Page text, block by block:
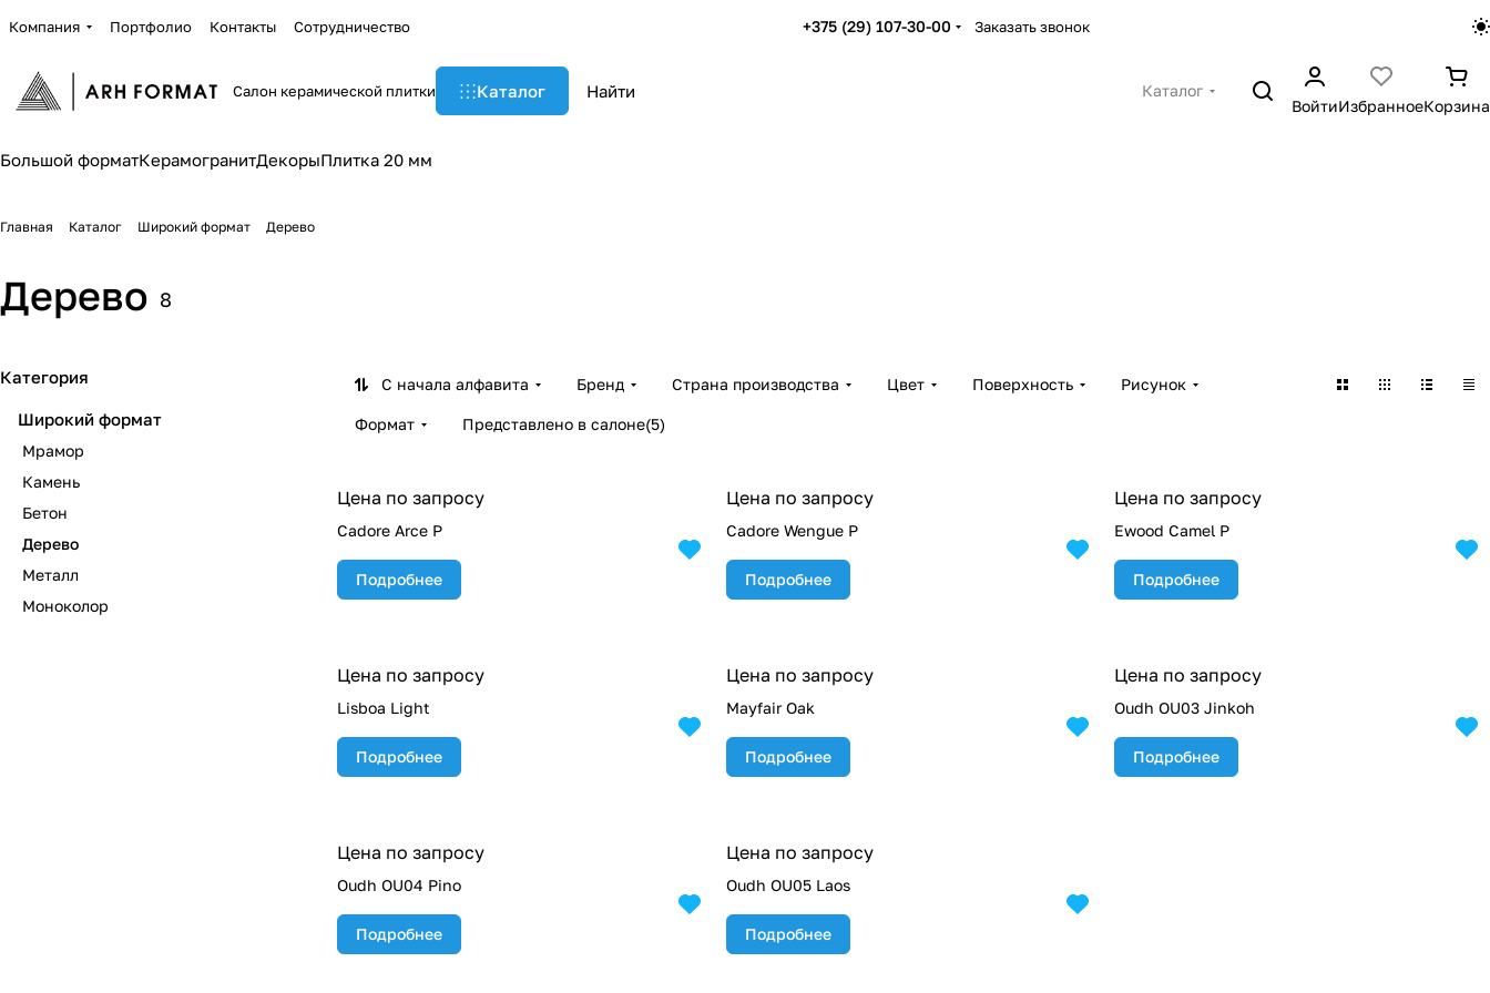
Компания Портфолио Контакты Сотрудничество +375 (29) 107-30-00 Заказать звонок
Салон керамической плитки Каталог
Каталог
ВойтиИзбранноеКорзина
Большой форматКерамогранитДекорыПлитка 20 мм
Главная Каталог Широкий формат Дерево
Дерево 8
С начала алфавита Бренд Страна производства Цвет Поверхность Рисунок
Формат Представлено в салоне(5)
Цена по запросу
Cadore Arce P
Подробнее
Цена по запросу
Cadore Wengue P
Подробнее
Цена по запросу
Ewood Camel P
Подробнее
Цена по запросу
Lisboa Light
Подробнее
Цена по запросу
Mayfair Oak
Подробнее
Цена по запросу
Oudh OU03 Jinkoh
Подробнее
Цена по запросу
Oudh OU04 Pino
Подробнее
Цена по запросу
Oudh OU05 Laos
Подробнее
Категория
Широкий формат
Мрамор
Камень
Бетон
Дерево
Металл
Моноколор